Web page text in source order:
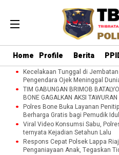
Home Profile Berita
Kecelakaan Tunggal di
Pengendara Ojek Meninggal
TIM GABUNGAN BRIMOB
BONE GAGALKAN AKSI
Polres Bone Buka Layanan
Berharga Gratis bagi Pemudik
Viral Video Konsumsi Sabu,
ternyata Kejadian Setahun Lalu
Respons Cepat Polsek Lappa
Penganiayaan Anak, Tegaskan